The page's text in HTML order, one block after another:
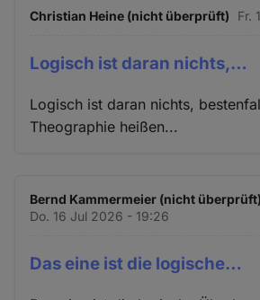
Christian Heine (nicht überprüft) Fr.
Logisch ist daran nichts,…
Logisch ist daran nichts,
Theographie heißen...
Bernd Kammermeier (nicht überprüft)
Do. 16 Jul 2026 - 19:26
Das eine ist die logische…